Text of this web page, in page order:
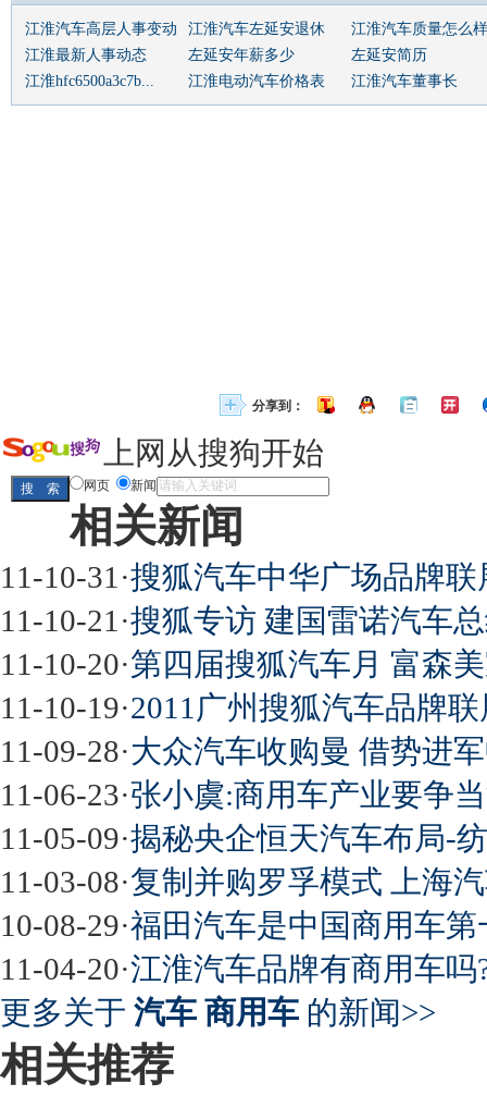
江淮汽车高层人事变动 江淮汽车左延安退休
江淮汽车质量怎么样
江淮最新人事动态
左延安年薪多少
左延安简历
江淮hfc6500a3c7b...
江淮电动汽车价格表 江淮汽车董事长
分享到：
上网从搜狗开始
网页 新闻
相关新闻
11-10-31 ·搜狐汽车中华广场品牌
11-10-21 ·搜狐专访 建国雷诺汽车
11-10-20·第四届搜狐汽车月 富森
11-10-19·2011广州搜狐汽车品牌
11-09-28·大众汽车收购曼 借势进
11-06-23·张小虞:商用车产业要争
11-05-09·揭秘央企恒天汽车布局-
11-03-08·复制并购罗孚模式 上海
10-08-29·福田汽车是中国商用车第
11-04-20·江淮汽车品牌有商用车吗
更多关于 汽车 商用车 的新闻>>
相关推荐